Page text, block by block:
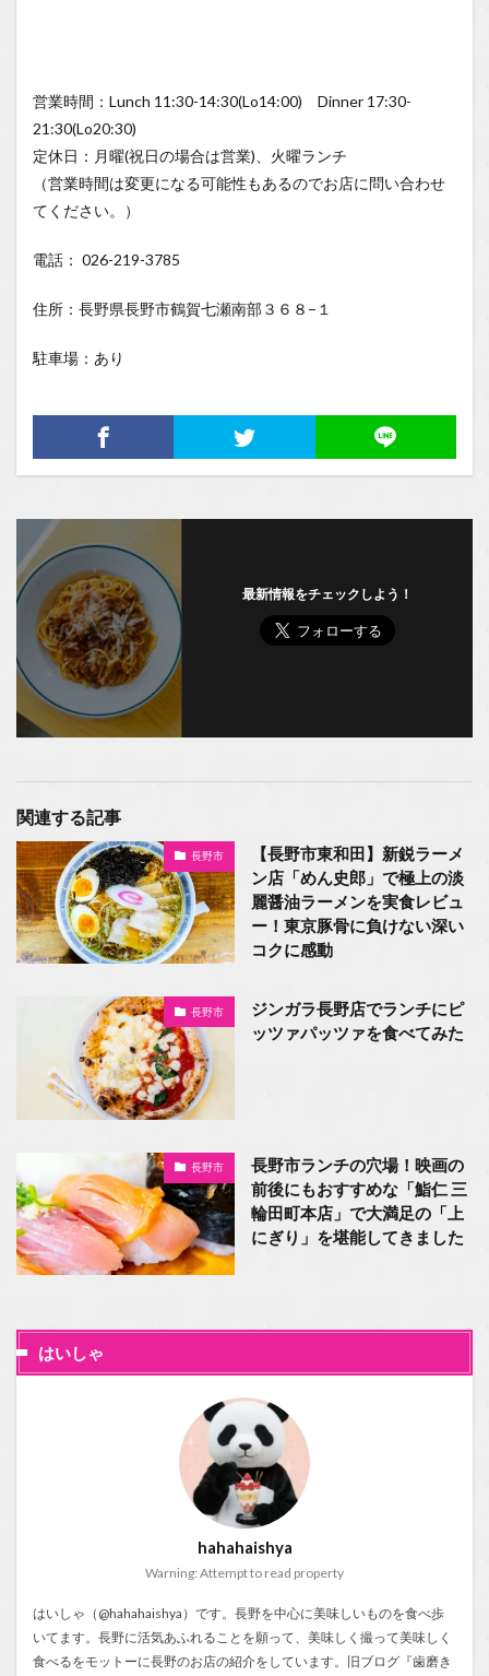
営業時間：Lunch 11:30-14:30(Lo14:00) Dinner 17:30-
21:30(Lo20:30)
定休日：月曜(祝日の場合は営業)、火曜ランチ
（営業時間は変更になる可能性もあるのでお店に問い合わせ
てください。）
電話： 026-219-3785
住所：長野県長野市鶴賀七瀬南部３６８−１
駐車場：あり
最新情報をチェックしよう！
関連する記事
長野市
【長野市東和田】新鋭ラーメ
ン店「めん史郎」で極上の淡
麗醤油ラーメンを実食レビュ
ー！東京豚骨に負けない深い
コクに感動
長野市
ジンガラ長野店でランチにピ
ッツァパッツァを食べてみた
長野市
長野市ランチの穴場！映画の
前後にもおすすめな「鮨仁 三
輪田町本店」で大満足の「上
にぎり」を堪能してきました
はいしゃ
hahahaishya
Warning: Attempt to read property
はいしゃ（@hahahaishya）です。長野を中心に美味しいものを食べ歩
いてます。長野に活気あふれることを願って、美味しく撮って美味しく
食べるをモットーに長野のお店の紹介をしています。旧ブログ『歯磨き